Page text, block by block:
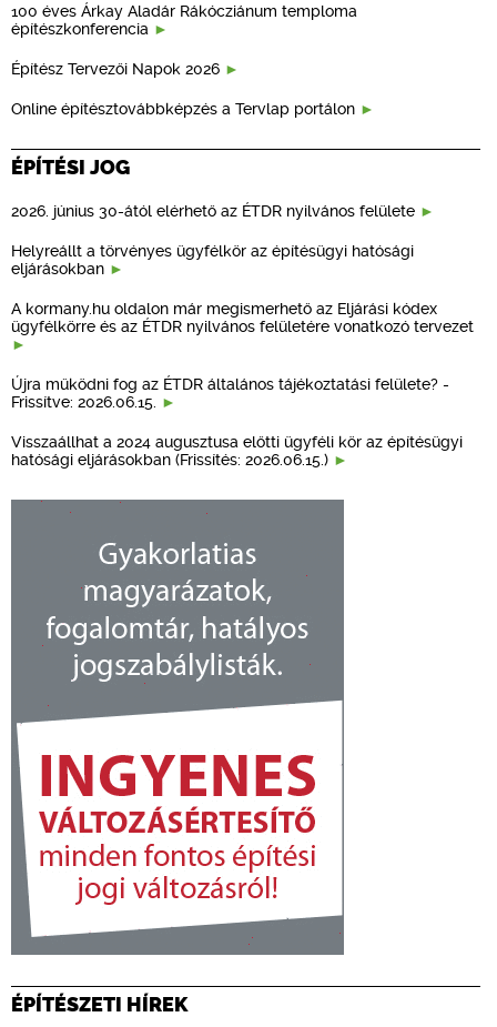
100 éves Árkay Aladár Rákócziánum temploma
építészkonferencia
Építész Tervezői Napok 2026
Online építésztovábbképzés a Tervlap portálon
ÉPÍTÉSI JOG
2026. június 30-ától elérhető az ÉTDR nyilvános felülete
Helyreállt a törvényes ügyfélkör az építésügyi hatósági
eljárásokban
A kormany.hu oldalon már megismerhető az Eljárási kódex
ügyfélkörre és az ÉTDR nyilvános felületére vonatkozó tervezet
Újra működni fog az ÉTDR általános tájékoztatási felülete? -
Frissítve: 2026.06.15.
Visszaállhat a 2024 augusztusa előtti ügyféli kör az építésügyi
hatósági eljárásokban (Frissítés: 2026.06.15.)
ÉPÍTÉSZETI HÍREK